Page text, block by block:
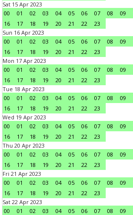
Sat 15 Apr 2023
00
01 02 03 04 05 06 07 08 09
16
17 18 19 20 21 22
23
Sun 16 Apr 2023
00
01 02 03 04 05 06 07 08 09
16
17 18 19 20 21 22
23
Mon 17 Apr 2023
00
01 02 03 04 05 06 07 08 09
16
17 18 19 20 21 22
23
Tue 18 Apr 2023
00
01 02 03 04 05 06 07 08 09
16
17 18 19 20 21 22
23
Wed 19 Apr 2023
00
01 02 03 04 05 06 07 08 09
16
17 18 19 20 21 22
23
Thu 20 Apr 2023
00
01 02 03 04 05 06 07 08 09
16
17 18 19 20 21 22
23
Fri 21 Apr 2023
00
01 02 03 04 05 06 07 08 09
16
17 18 19 20 21 22
23
Sat 22 Apr 2023
00
01 02 03 04 05 06 07 08 09